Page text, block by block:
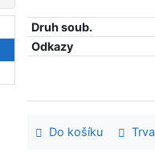
Druh soub.
Odkazy
Do košíku